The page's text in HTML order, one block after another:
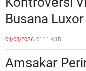
Batam
Busana
Barelang Usut
Unsur
04/08/2026, 01:11 WIB
Amsakar